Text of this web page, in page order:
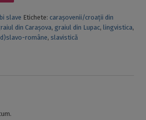
slave Etichete: caraşovenii/croaţii din
din Caraşova, graiul din Lupac, lingvistica,
române, slavistică